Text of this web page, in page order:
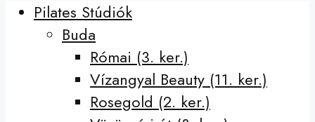
Pilates Stúdiók
Buda
Római (3. ker.)
Vízangyal Beauty (11. ker.)
Rosegold (2. ker.)